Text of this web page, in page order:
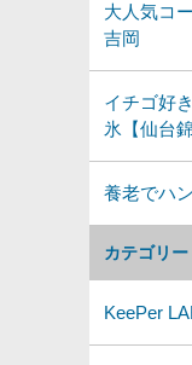
カテゴリー
KeePer
大人気コ
吉岡
イチゴ好
氷【仙台
養老でハ